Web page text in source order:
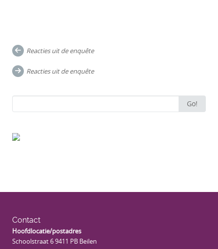
Post
navigation
Reacties uit de enquête
Reacties uit de enquête
for:
Go!
Contact
Hoofdlocatie/postadres
Schoolstraat 6 9411 PB Beilen